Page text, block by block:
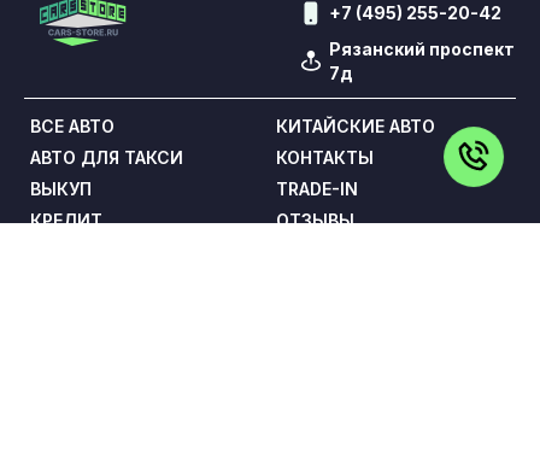
+7 (495) 255-20-42
Рязанский проспект
7д
ВСЕ АВТО
КИТАЙСКИЕ АВТО
АВТО ДЛЯ ТАКСИ
КОНТАКТЫ
ВЫКУП
TRADE-IN
КРЕДИТ
ОТЗЫВЫ